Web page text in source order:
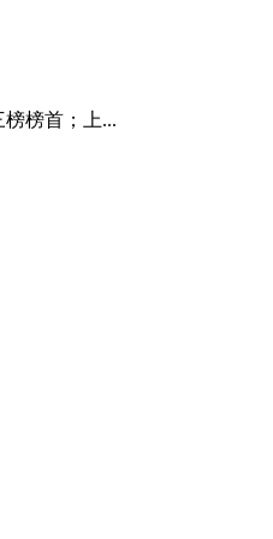
榜首；上...